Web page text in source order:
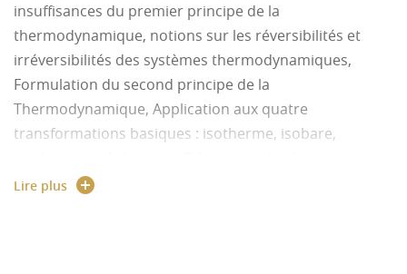
insuffisances du premier principe de la
thermodynamique, notions sur les réversibilités et
irréversibilités des systèmes thermodynamiques,
Formulation du second principe de la
Thermodynamique, Application aux quatre
transformations basiques : isotherme, isobare,
d’état associées à un système homogène sous une
Lire plus